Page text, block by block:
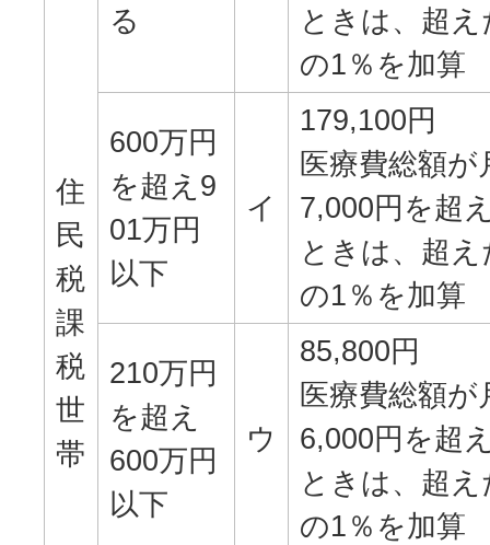
住
民
税
課
税
世
帯
る
ときは、超え
の1％を加算
600万円
を超え9
01万円
以下
イ
179,100円
医療費総額が
7,000円を超
ときは、超え
の1％を加算
210万円
を超え
600万円
以下
ウ
85,800円
医療費総額が
6,000円を超
ときは、超え
の1％を加算